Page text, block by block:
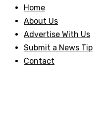
Home
About Us
Advertise With Us
Submit a News Tip
Contact